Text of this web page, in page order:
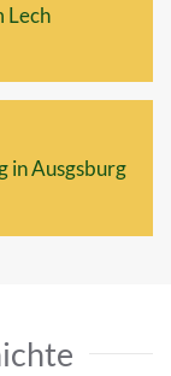
Lech
in Ausgsburg